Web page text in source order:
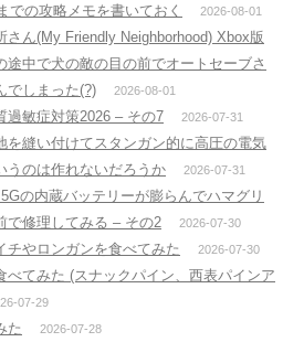
での攻略メモを書いておく
2026-08-01
さん(My Friendly Neighborhood) Xbox版
途中で犬の敵の目の前でオートセーブさ
でしまった(?)
2026-08-01
過敏症対策2026 – その7 2026-07-31
を縫い付けてスタンガン的に高圧の電気
うのは作れないだろうか
2026-07-31
の内蔵バッテリーが膨らんでハマグリ
で修理してみる – その2
2026-07-30
チやロンガンを食べてみた 2026-07-30
べてみた (スナックパイン、西表パインア
07-29
た 2026-07-28